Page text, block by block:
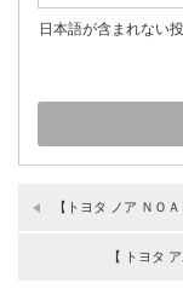
日本語が含まれない
【トヨタ ノア ＮＯ
【 トヨタ